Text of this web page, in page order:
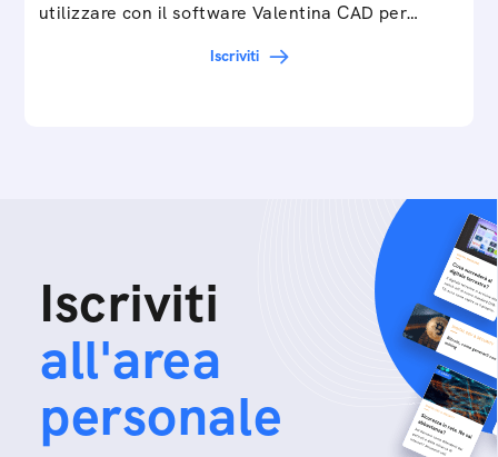
utilizzare con il software Valentina CAD per…
Iscriviti
Iscriviti
all'area
personale